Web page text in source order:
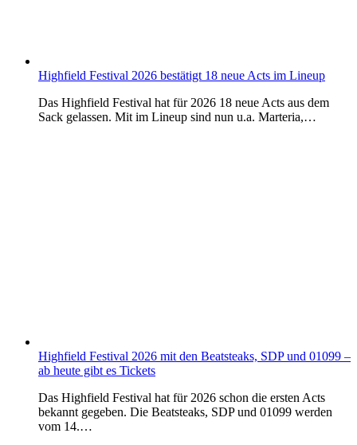
Highfield Festival 2026 bestätigt 18 neue Acts im Lineup
Das Highfield Festival hat für 2026 18 neue Acts aus dem
Sack gelassen. Mit im Lineup sind nun u.a. Marteria,…
Highfield Festival 2026 mit den Beatsteaks, SDP und 01099 –
ab heute gibt es Tickets
Das Highfield Festival hat für 2026 schon die ersten Acts
bekannt gegeben. Die Beatsteaks, SDP und 01099 werden
vom 14.…